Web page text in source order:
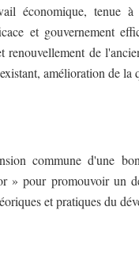
économique, tenue
et gouvernement
renouvellement de
amélioration de
commune d'une
» pour promouvoir un
et pratiques du